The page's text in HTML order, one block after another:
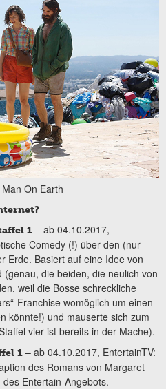
On Earth
1 – ab 04.10.2017,
Comedy (!) über den (nur
Erde. Basiert auf eine Idee von
die beiden, die neulich von
weil die Bosse schreckliche
Franchise womöglich um einen
könnte!) und mauserte sich zum
vier ist bereits in der Mache).
1 – ab 04.10.2017, EntertainTV:
des Romans von Margaret
Entertain-Angebots.